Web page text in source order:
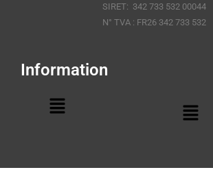
SIRET: 342 733 532 00044
N° TVA : FR26 342 733 532
Information